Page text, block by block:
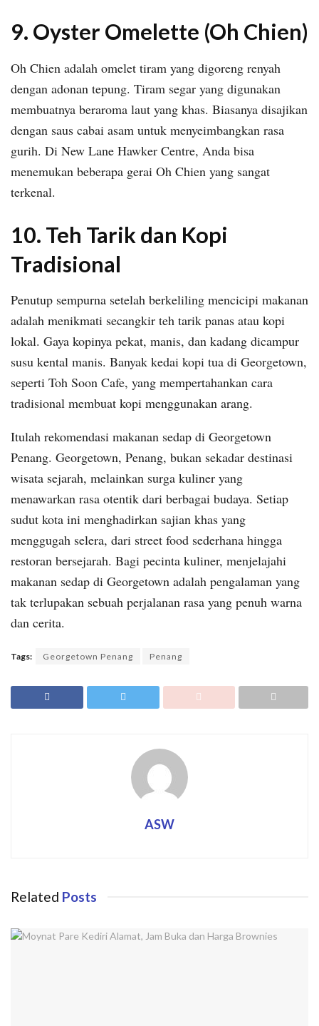
9. Oyster Omelette (Oh Chien)
Oh Chien adalah omelet tiram yang digoreng renyah
dengan adonan tepung. Tiram segar yang digunakan
membuatnya beraroma laut yang khas. Biasanya disajikan
dengan saus cabai asam untuk menyeimbangkan rasa
gurih. Di New Lane Hawker Centre, Anda bisa
menemukan beberapa gerai Oh Chien yang sangat
terkenal.
10. Teh Tarik dan Kopi
Tradisional
Penutup sempurna setelah berkeliling mencicipi makanan
adalah menikmati secangkir teh tarik panas atau kopi
lokal. Gaya kopinya pekat, manis, dan kadang dicampur
susu kental manis. Banyak kedai kopi tua di Georgetown,
seperti Toh Soon Cafe, yang mempertahankan cara
tradisional membuat kopi menggunakan arang.
Itulah rekomendasi makanan sedap di Georgetown
Penang. Georgetown, Penang, bukan sekadar destinasi
wisata sejarah, melainkan surga kuliner yang
menawarkan rasa otentik dari berbagai budaya. Setiap
sudut kota ini menghadirkan sajian khas yang
menggugah selera, dari street food sederhana hingga
restoran bersejarah. Bagi pecinta kuliner, menjelajahi
makanan sedap di Georgetown adalah pengalaman yang
tak terlupakan sebuah perjalanan rasa yang penuh warna
dan cerita.
Tags: Georgetown Penang Penang
ASW
Related Posts